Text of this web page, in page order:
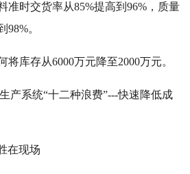
准时交货率从85%提高到96%，质量
98%。
库存从6000万元降至2000万元。
产系统“十二种浪费”---快速降低成
在现场